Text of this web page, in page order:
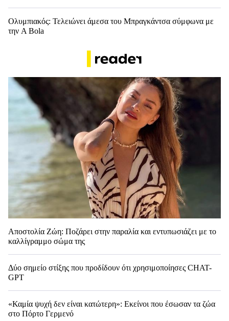
Ολυμπιακός: Τελειώνει άμεσα του Μπραγκάντσα σύμφωνα με
την A Bola
Αποστολία Ζώη: Ποζάρει στην παραλία και εντυπωσιάζει με το
καλλίγραμμο σώμα της
Δύο σημείο στίξης που προδίδουν ότι χρησιμοποίησες CHAT-
GPT
«Καμία ψυχή δεν είναι κατώτερη»: Εκείνοι που έσωσαν τα ζώα
στο Πόρτο Γερμενό